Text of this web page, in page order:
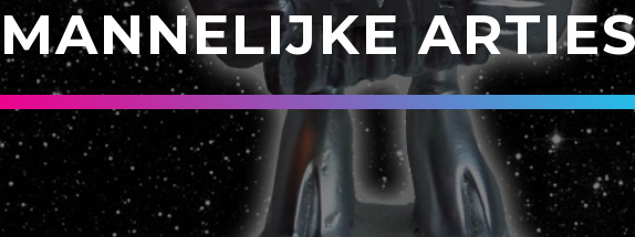
MANNELIJKE